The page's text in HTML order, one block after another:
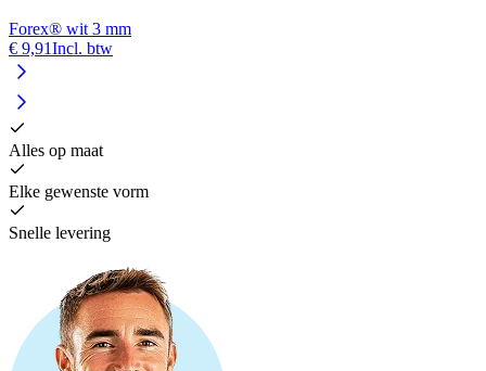
Forex® wit 3 mm
€ 9,91Incl. btw
Alles op maat
Elke gewenste vorm
Snelle levering